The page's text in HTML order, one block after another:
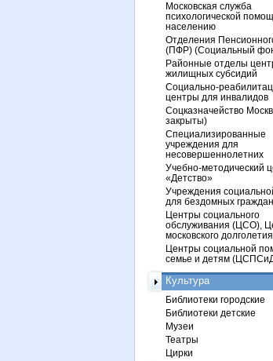
Московская служба
психологической
населению
Отделения
(ПФР) (Социальный
Районные отделы
жилищных субсидий
Социально-
центры для инвалидов
Соцказначейство
закрыты)
Специализированные
учреждения для
несовершеннолетних
Учебно-методический
«Детство»
Учреждения
для бездомных граждан
Центры социального
обслуживания (ЦСО),
московского долголетия
Центры социальной
семье и детям
Культура
Библиотеки городские
Библиотеки детские
Музеи
Театры
Цирки